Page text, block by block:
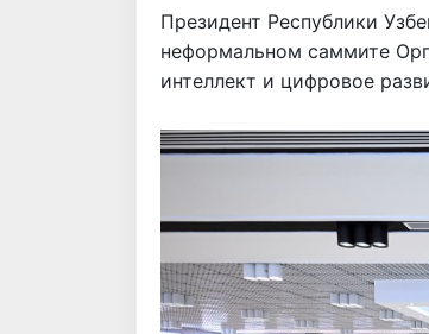
Президент Республики
неформальном саммите
интеллект и цифровое